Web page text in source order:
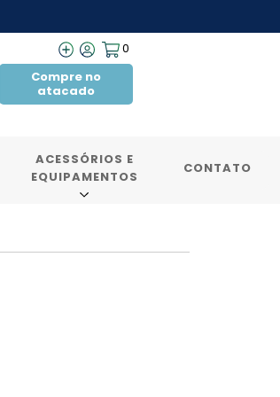
0
Compre no
atacado
ACESSÓRIOS E
EQUIPAMENTOS
CONTATO